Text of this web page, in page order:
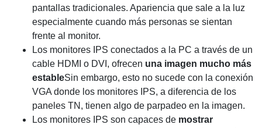
pantallas tradicionales. Apariencia que sale a la luz
especialmente cuando más personas se sientan
frente al monitor.
Los monitores IPS conectados a la PC a través de un
cable HDMI o DVI, ofrecen una imagen mucho más
estableSin embargo, esto no sucede con la conexión
VGA donde los monitores IPS, a diferencia de los
paneles TN, tienen algo de parpadeo en la imagen.
Los monitores IPS son capaces de mostrar